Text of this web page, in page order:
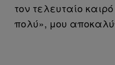
τον τελευταίο
πολύ», μου